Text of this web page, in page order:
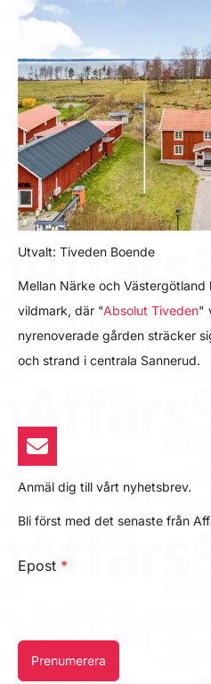
Utvalt: Tiveden Boende
Mellan Närke och
vildmark, där "Absolut Tiveden"
nyrenoverade gården sträcker
och strand i centrala Sannerud.
Anmäl dig till vårt nyhetsbrev.
Bli först med det senaste från
Epost *
Prenumerera